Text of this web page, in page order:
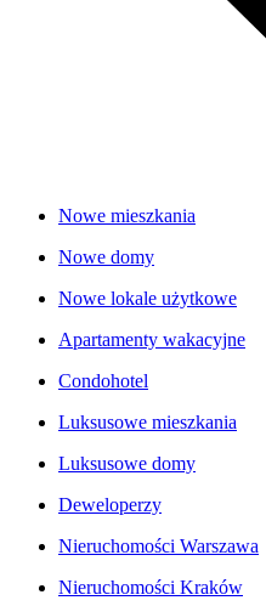
Nowe mieszkania
Nowe domy
Nowe lokale użytkowe
Apartamenty wakacyjne
Condohotel
Luksusowe mieszkania
Luksusowe domy
Deweloperzy
Nieruchomości Warszawa
Nieruchomości Kraków